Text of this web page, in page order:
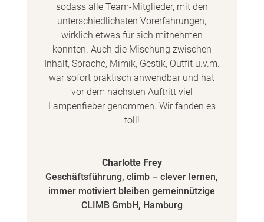
sodass alle Team-Mitglieder, mit den
unterschiedlichsten Vorerfahrungen,
wirklich etwas für sich mitnehmen
konnten. Auch die Mischung zwischen
Inhalt, Sprache, Mimik, Gestik, Outfit u.v.m.
war sofort praktisch anwendbar und hat
vor dem nächsten Auftritt viel
Lampenfieber genommen. Wir fanden es
toll!
Charlotte Frey
Geschäftsführung, climb – clever lernen,
immer motiviert bleiben gemeinnützige
CLIMB GmbH, Hamburg